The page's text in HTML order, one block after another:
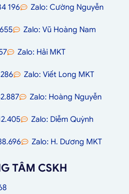
196 Zalo: Cường Nguyễn
Zalo: Vũ Hoàng Nam
Zalo: Hải MKT
Zalo: Viết Long MKT
Zalo: Hoàng Nguyễn
Zalo: Diễm Quỳnh
Zalo: H. Dương MKT
TÂM CSKH